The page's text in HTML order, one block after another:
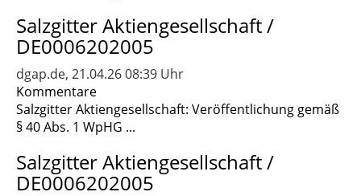
Salzgitter Aktiengesellschaft /
DE0006202005
dgap.de, 21.04.26 08:39 Uhr
Kommentare
Salzgitter Aktiengesellschaft: Veröffentlichung gemäß
§ 40 Abs. 1 WpHG ...
Salzgitter Aktiengesellschaft /
DE0006202005